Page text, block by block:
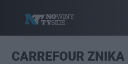
CARREFOUR